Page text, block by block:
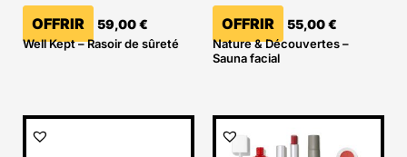
OFFRIR 59,00€
Well Kept – Rasoir de sûreté
OFFRIR 55,00€
Nature & Découvertes –
Sauna facial